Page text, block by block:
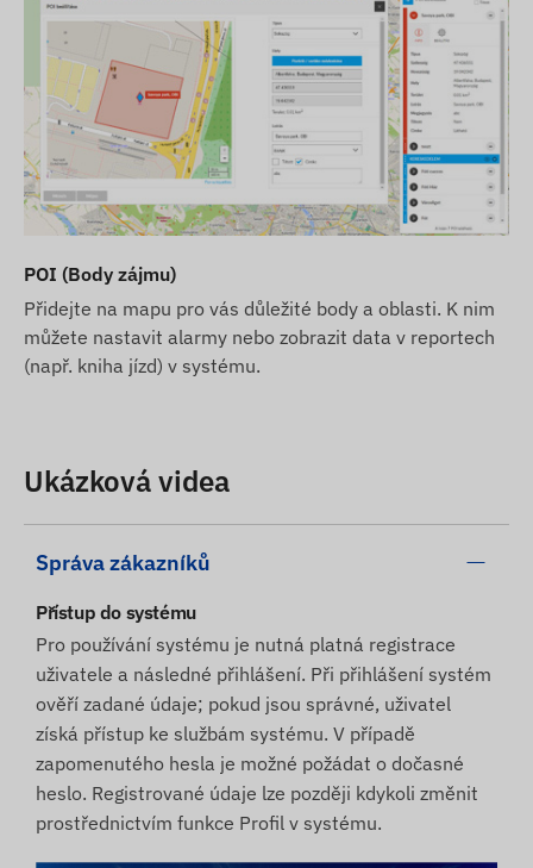
nebo balení bez předchozího upozornění. Z tohoto
důvodu se skutečný vzhled produktů může
minimálně lišit od obrázků. Vyhrazujeme si právo
na změny provedené výrobcem v případě
případných odchylek.
POI (Body zájmu)
Přidejte na mapu pro vás důležité body a oblasti. K nim
můžete nastavit alarmy nebo zobrazit data v reportech
(např. kniha jízd) v systému.
Ukázková videa
Správa zákazníků
Přístup do systému
Pro používání systému je nutná platná registrace
uživatele a následné přihlášení. Při přihlášení systém
ověří zadané údaje; pokud jsou správné, uživatel
získá přístup ke službám systému. V případě
zapomenutého hesla je možné požádat o dočasné
heslo. Registrované údaje lze později kdykoli změnit
prostřednictvím funkce Profil v systému.